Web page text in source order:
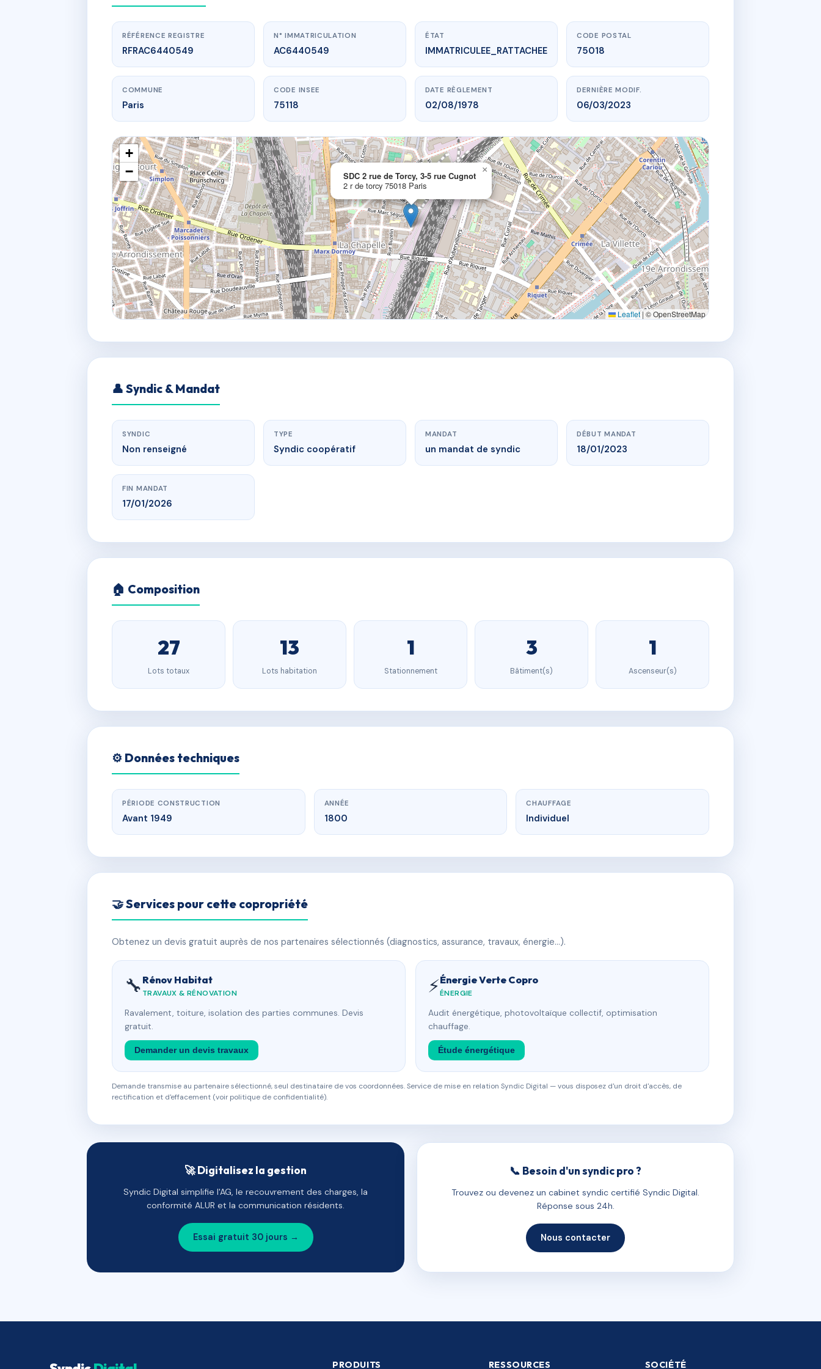
www.vme.plus/AC6440549
SDC 2 rue de Torcy, 3-5 rue Cugnot
2 r de torcy75018 Paris
RÉFÉRENCE REGISTRE
RFRAC6440549
N° IMMATRICULATION
AC6440549
ÉTAT
IMMATRICULEE_RATTACHEE
CODE POSTAL
75018
COMMUNE
Paris
CODE INSEE
75118
DATE RÈGLEMENT
02/08/1978
DERNIÈRE MODIF.
06/03/2023
SDC 2 rue de Torcy, 3-5 rue Cugnot
2 r de torcy 75018 Paris
×
+
−
Leaflet|© OpenStreetMap
👤 Syndic & Mandat
SYNDIC
Non renseigné
TYPE
Syndic coopératif
MANDAT
un mandat de syndic
DÉBUT MANDAT
18/01/2023
FIN MANDAT
17/01/2026
🏠 Composition
27
Lots totaux
13
Lots habitation
1
Stationnement
3
Bâtiment(s)
1
Ascenseur(s)
⚙️ Données techniques
PÉRIODE CONSTRUCTION
Avant 1949
ANNÉE
1800
CHAUFFAGE
Individuel
🤝 Services pour cette copropriété
Obtenez un devis gratuit auprès de nos partenaires sélectionnés (diagnostics, assurance, travaux, énergie…).
🔧 Rénov Habitat
TRAVAUX & RÉNOVATION
Ravalement, toiture, isolation des parties communes. Devis
gratuit.
Demander un devis travaux
⚡Énergie Verte Copro
ÉNERGIE
Audit énergétique, photovoltaïque collectif, optimisation
chauffage.
Étude énergétique
Demande transmise au partenaire sélectionné, seul destinataire de vos coordonnées. Service de mise en relation Syndic Digital — vous disposez d'un droit d'accès, de
rectification et d'effacement (voir politique de confidentialité).
🚀 Digitalisez la gestion
Syndic Digital simplifie l'AG, le recouvrement des charges, la
conformité ALUR et la communication résidents.
Essai gratuit 30 jours →
📞 Besoin d'un syndic pro ?
Trouvez ou devenez un cabinet syndic certifié Syndic Digital.
Réponse sous 24h.
Nous contacter
PRODUITS RESSOURCES SOCIÉTÉ